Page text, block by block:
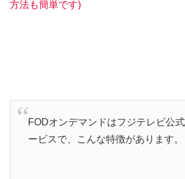
方法も簡単です)
FODオンデマンドはフジテレビ公
ービスで、こんな特徴があります。